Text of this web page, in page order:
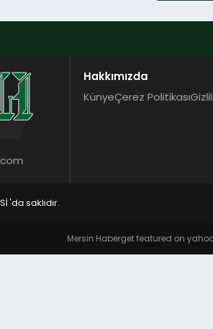
Hakkımızda
KünyeÇerez Politikası
'da saklıdır.
Mersin Haberget featured on